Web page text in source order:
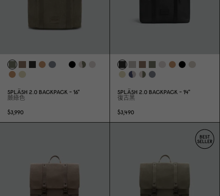
SPLÄSH 2. 0 BACKPACK - 16"
蕨綠色
$3,990
SPLÄSH 2. 0 BACKPACK - 14"
復古黑
$3,490